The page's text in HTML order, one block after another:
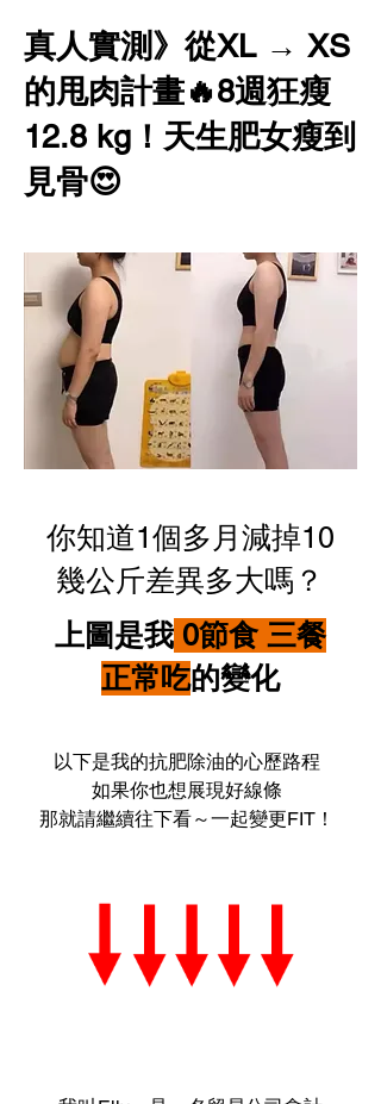
真人實測》從XL → XS
的甩肉計畫🔥8週狂瘦
12.8 kg！天生肥女瘦到
見骨😍
你知道1個多月減掉10
幾公斤差異多大嗎？
上圖是我 0節食 三餐
正常吃的變化
以下是我的抗肥除油的心歷路程
如果你也想展現好線條
​那就請繼續往下看～一起變更FIT！